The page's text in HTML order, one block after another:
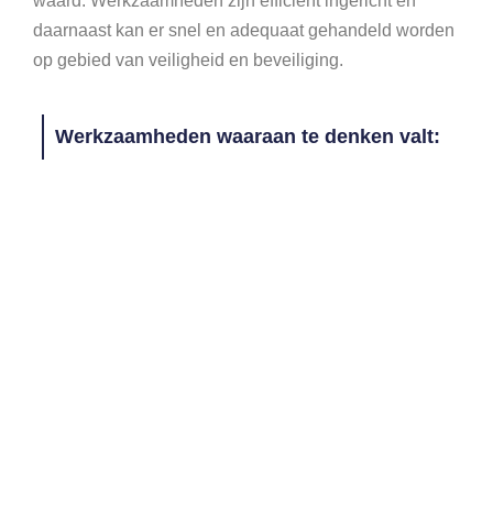
daarnaast kan er snel en adequaat gehandeld worden
op gebied van veiligheid en beveiliging.
Werkzaamheden waaraan te denken valt: